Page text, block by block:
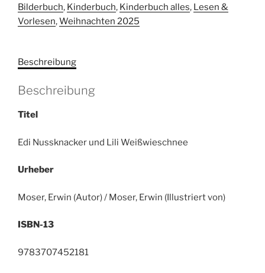
Lili
Weißwieschnee
Bilderbuch, Kinderbuch, Kinderbuch alles, Lesen &
Vorlesen,Weihnachten 2025
Beschreibung
Beschreibung
Titel
Edi Nussknacker und Lili Weißwieschnee
Urheber
Moser, Erwin (Autor) / Moser, Erwin (Illustriert von)
ISBN-13
9783707452181